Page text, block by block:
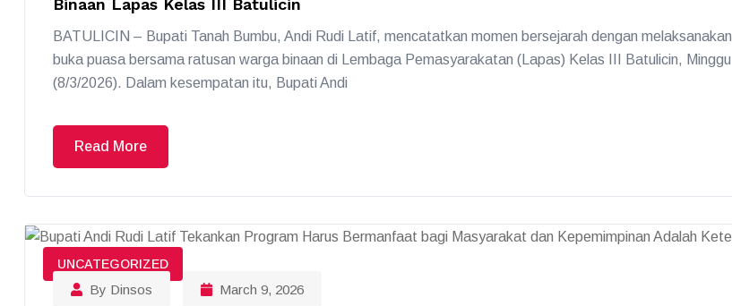
Binaan Lapas Kelas III Batulicin
BATULICIN – Bupati Tanah Bumbu, Andi Rudi Latif, mencatatkan momen bersejarah dengan melaksanakan
buka puasa bersama ratusan warga binaan di Lembaga Pemasyarakatan (Lapas) Kelas III Batulicin, Minggu
(8/3/2026). Dalam kesempatan itu, Bupati Andi
Read More
UNCATEGORIZED
By Dinsos March 9, 2026